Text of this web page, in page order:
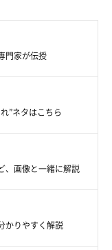
門家が伝授
”ネタはこちら
、画像と一緒に解説
かりやすく解説